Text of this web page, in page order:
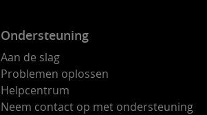
Ondersteuning
Aan de slag
Problemen oplossen
Helpcentrum
Neem contact op met ondersteuning